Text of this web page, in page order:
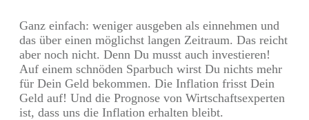
Ganz einfach: weniger ausgeben als einnehmen und
das über einen möglichst langen Zeitraum. Das reicht
aber noch nicht. Denn Du musst auch investieren!
Auf einem schnöden Sparbuch wirst Du nichts mehr
für Dein Geld bekommen. Die Inflation frisst Dein
Geld auf! Und die Prognose von Wirtschaftsexperten
ist, dass uns die Inflation erhalten bleibt.